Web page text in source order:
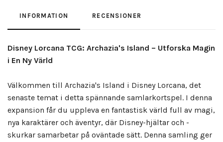
INFORMATION RECENSIONER
Disney Lorcana TCG: Archazia's Island – Utforska Magin
i En Ny Värld
Välkommen till Archazia's Island i Disney Lorcana, det
senaste temat i detta spännande samlarkortspel. I denna
expansion får du uppleva en fantastisk värld full av magi,
nya karaktärer och äventyr, där Disney-hjältar och -
skurkar samarbetar på oväntade sätt. Denna samling ger